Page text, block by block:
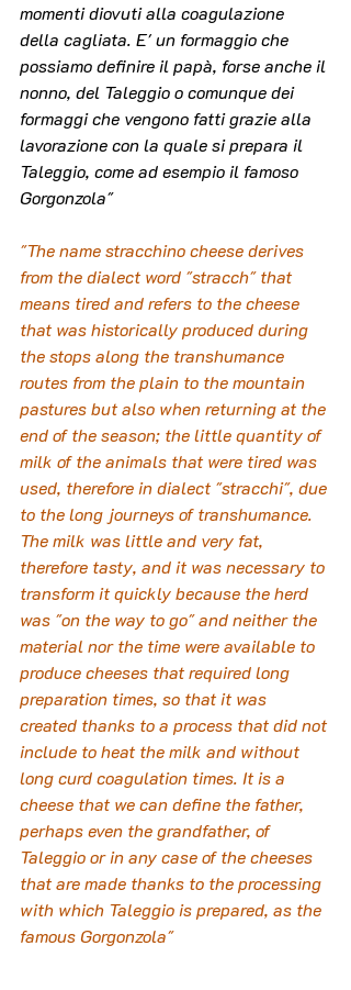
momenti diovuti alla coagulazione
della cagliata. E' un formaggio che
possiamo definire il papà, forse anche il
nonno, del Taleggio o comunque dei
formaggi che vengono fatti grazie alla
lavorazione con la quale si prepara il
Taleggio, come ad esempio il famoso
Gorgonzola"
"The name stracchino cheese derives
from the dialect word "stracch" that
means tired and refers to the cheese
that was historically produced during
the stops along the transhumance
routes from the plain to the mountain
pastures but also when returning at the
end of the season; the little quantity of
milk of the animals that were tired was
used, therefore in dialect "stracchi", due
to the long journeys of transhumance.
The milk was little and very fat,
therefore tasty, and it was necessary to
transform it quickly because the herd
was "on the way to go" and neither the
material nor the time were available to
produce cheeses that required long
preparation times, so that it was
created thanks to a process that did not
include to heat the milk and without
long curd coagulation times. It is a
cheese that we can define the father,
perhaps even the grandfather, of
Taleggio or in any case of the cheeses
that are made thanks to the processing
with which Taleggio is prepared, as the
famous Gorgonzola"